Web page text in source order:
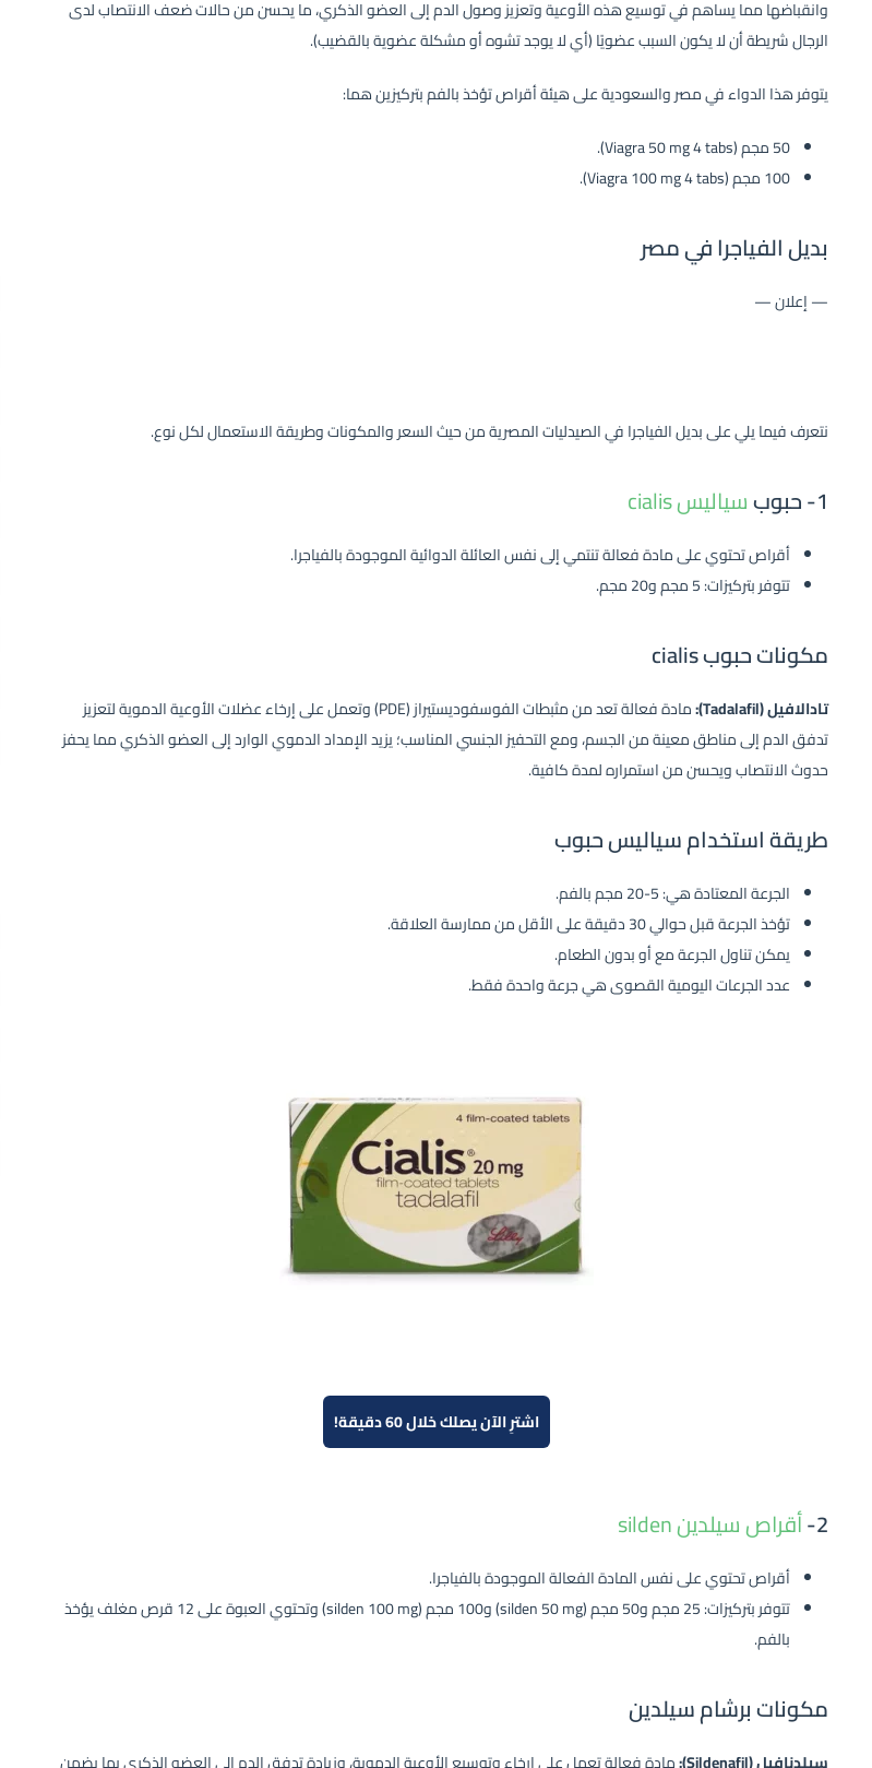
وانقباضها مما يساهم في توسيع هذه الأوعية وتعزيز وصول الدم إلى العضو الذكري، ما يحسن من حالات ضعف الانتصاب لدى
الرجال شريطة أن لا يكون السبب عضويًا (أي لا يوجد تشوه أو مشكلة عضوية بالقضيب).
يتوفر هذا الدواء في مصر والسعودية على هيئة أقراص تؤخذ بالفم بتركيزين هما:
50 مجم (Viagra 50 mg 4 tabs).
100 مجم (Viagra 100 mg 4 tabs).
بديل الفياجرا في مصر
— إعلان —
نتعرف فيما يلي على بديل الفياجرا في الصيدليات المصرية من حيث السعر والمكونات وطريقة الاستعمال لكل نوع.
1- حبوب سياليس cialis
أقراص تحتوي على مادة فعالة تنتمي إلى نفس العائلة الدوائية الموجودة بالفياجرا.
تتوفر بتركيزات: 5 مجم و20 مجم.
مكونات حبوب cialis
تادالافيل (Tadalafil):
مادة فعالة تعد من مثبطات الفوسفوديستيراز (PDE) وتعمل على إرخاء عضلات الأوعية الدموية لتعزيز
تدفق الدم إلى مناطق معينة من الجسم، ومع التحفيز الجنسي المناسب؛ يزيد الإمداد الدموي الوارد إلى العضو الذكري مما يحفز
حدوث الانتصاب ويحسن من استمراره لمدة كافية.
طريقة استخدام سياليس حبوب
الجرعة المعتادة هي: 5-20 مجم بالفم.
تؤخذ الجرعة قبل حوالي 30 دقيقة على الأقل من ممارسة العلاقة.
يمكن تناول الجرعة مع أو بدون الطعام.
عدد الجرعات اليومية القصوى هي جرعة واحدة فقط.
اشترِ الآن يصلك خلال 60 دقيقة!
2- أقراص سيلدين silden
أقراص تحتوي على نفس المادة الفعالة الموجودة بالفياجرا.
تتوفر بتركيزات: 25 مجم و50 مجم (silden 50 mg) و100 مجم (silden 100 mg) وتحتوي العبوة على 12 قرص مغلف يؤخذ
بالفم.
مكونات برشام سيلدين
سيلدنافيل (Sildenafil): مادة فعالة تعمل على إرخاء وتوسيع الأوعية الدموية، وزيادة تدفق الدم إلى العضو الذكري بما يضمن